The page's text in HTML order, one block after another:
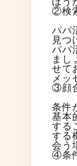
②検
パパ
見つ
パパ
まし
せて
メッ
③顔
条件
基本
する
する
会う
④条